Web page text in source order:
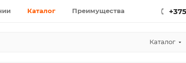
Каталог Преимущества
Каталог